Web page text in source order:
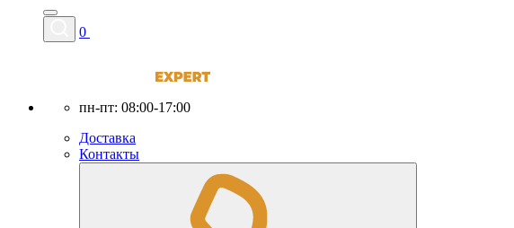
0
пн-пт: 08:00-17:00
Доставка
Контакты